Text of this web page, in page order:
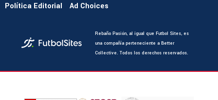
Política Editorial
Ad Choices
Rebaño Pasión, al igual que Futbol Sites, es
una compañía perteneciente a Better
Collective. Todos los derechos reservados.